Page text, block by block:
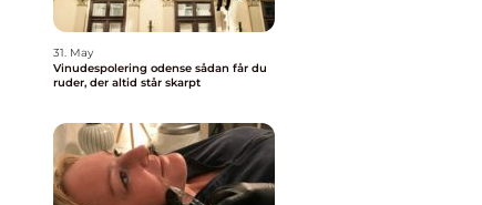
31. May
Vinudespolering odense sådan får du
ruder, der altid står skarpt